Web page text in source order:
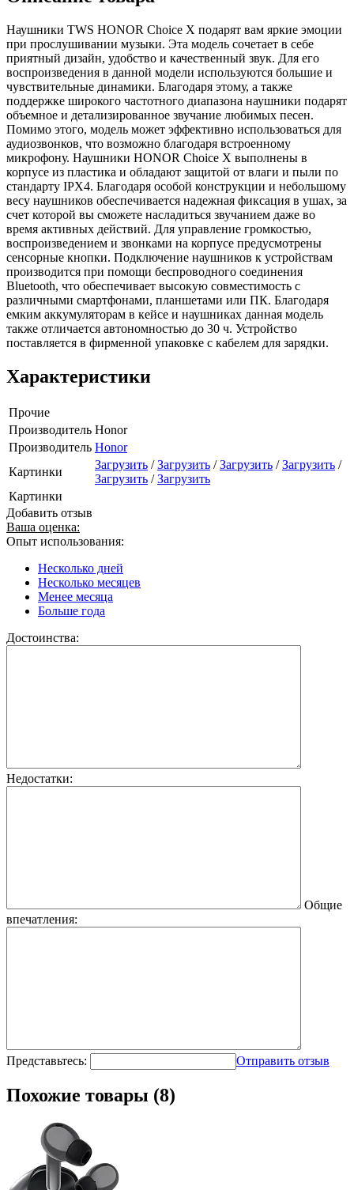
Наушники TWS HONOR Choice X подарят вам яркие эмоции
при прослушивании музыки. Эта модель сочетает в себе
приятный дизайн, удобство и качественный звук. Для его
воспроизведения в данной модели используются большие и
чувствительные динамики. Благодаря этому, а также
поддержке широкого частотного диапазона наушники подарят
объемное и детализированное звучание любимых песен.
Помимо этого, модель может эффективно использоваться для
аудиозвонков, что возможно благодаря встроенному
микрофону. Наушники HONOR Choice X выполнены в
корпусе из пластика и обладают защитой от влаги и пыли по
стандарту IPX4. Благодаря особой конструкции и небольшому
весу наушников обеспечивается надежная фиксация в ушах, за
счет которой вы сможете насладиться звучанием даже во
время активных действий. Для управление громкостью,
воспроизведением и звонками на корпусе предусмотрены
сенсорные кнопки. Подключение наушников к устройствам
производится при помощи беспроводного соединения
Bluetooth, что обеспечивает высокую совместимость с
различными смартфонами, планшетами или ПК. Благодаря
емким аккумуляторам в кейсе и наушниках данная модель
также отличается автономностью до 30 ч. Устройство
поставляется в фирменной упаковке с кабелем для зарядки.
Характеристики
Прочие
Производитель Honor
Производитель Honor
Картинки
Загрузить /Загрузить /Загрузить /Загрузить /
Загрузить /Загрузить
Картинки
Добавить отзыв
Ваша оценка:
Опыт использования:
Несколько дней
Несколько месяцев
Менее месяца
Больше года
Достоинства:
Недостатки:
Общие
впечатления:
Представьтесь: Отправить отзыв
Похожие товары (8)